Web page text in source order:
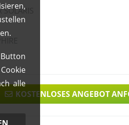
KOSTENLOSES ANGEBOT
alle